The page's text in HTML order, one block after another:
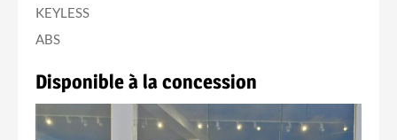
KEYLESS
ABS
Disponible à la concession